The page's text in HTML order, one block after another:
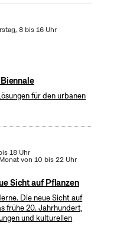
8 bis 16 Uhr
für den urbanen
18 Uhr
von 10 bis 22 Uhr
Sicht auf Pflanzen
Die neue Sicht auf
frühe 20. Jahrhundert,
und kulturellen